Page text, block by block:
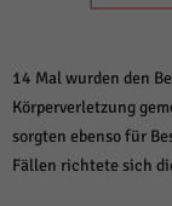
14 Mal wurden den
Körperverletzung
sorgten ebenso für
Fällen richtete sich
Essenzielle Cookies
Statistiken (1)